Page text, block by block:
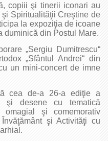
copiii şi tinerii iconari au
Spiritualităţii Creştine de
la expoziţia de icoane
duminică din Postul Mare.
„Sergiu Dumitrescu“
„Sfântul Andrei“ din
un mini-concert de imne
cea de-a 26-a ediţie a
şi desene cu tematică
omagial şi comemorativ
şi Activităţi cu